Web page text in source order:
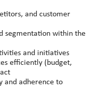
and customer
segmentation within the
and initiatives
efficiently (budget,
and adherence to